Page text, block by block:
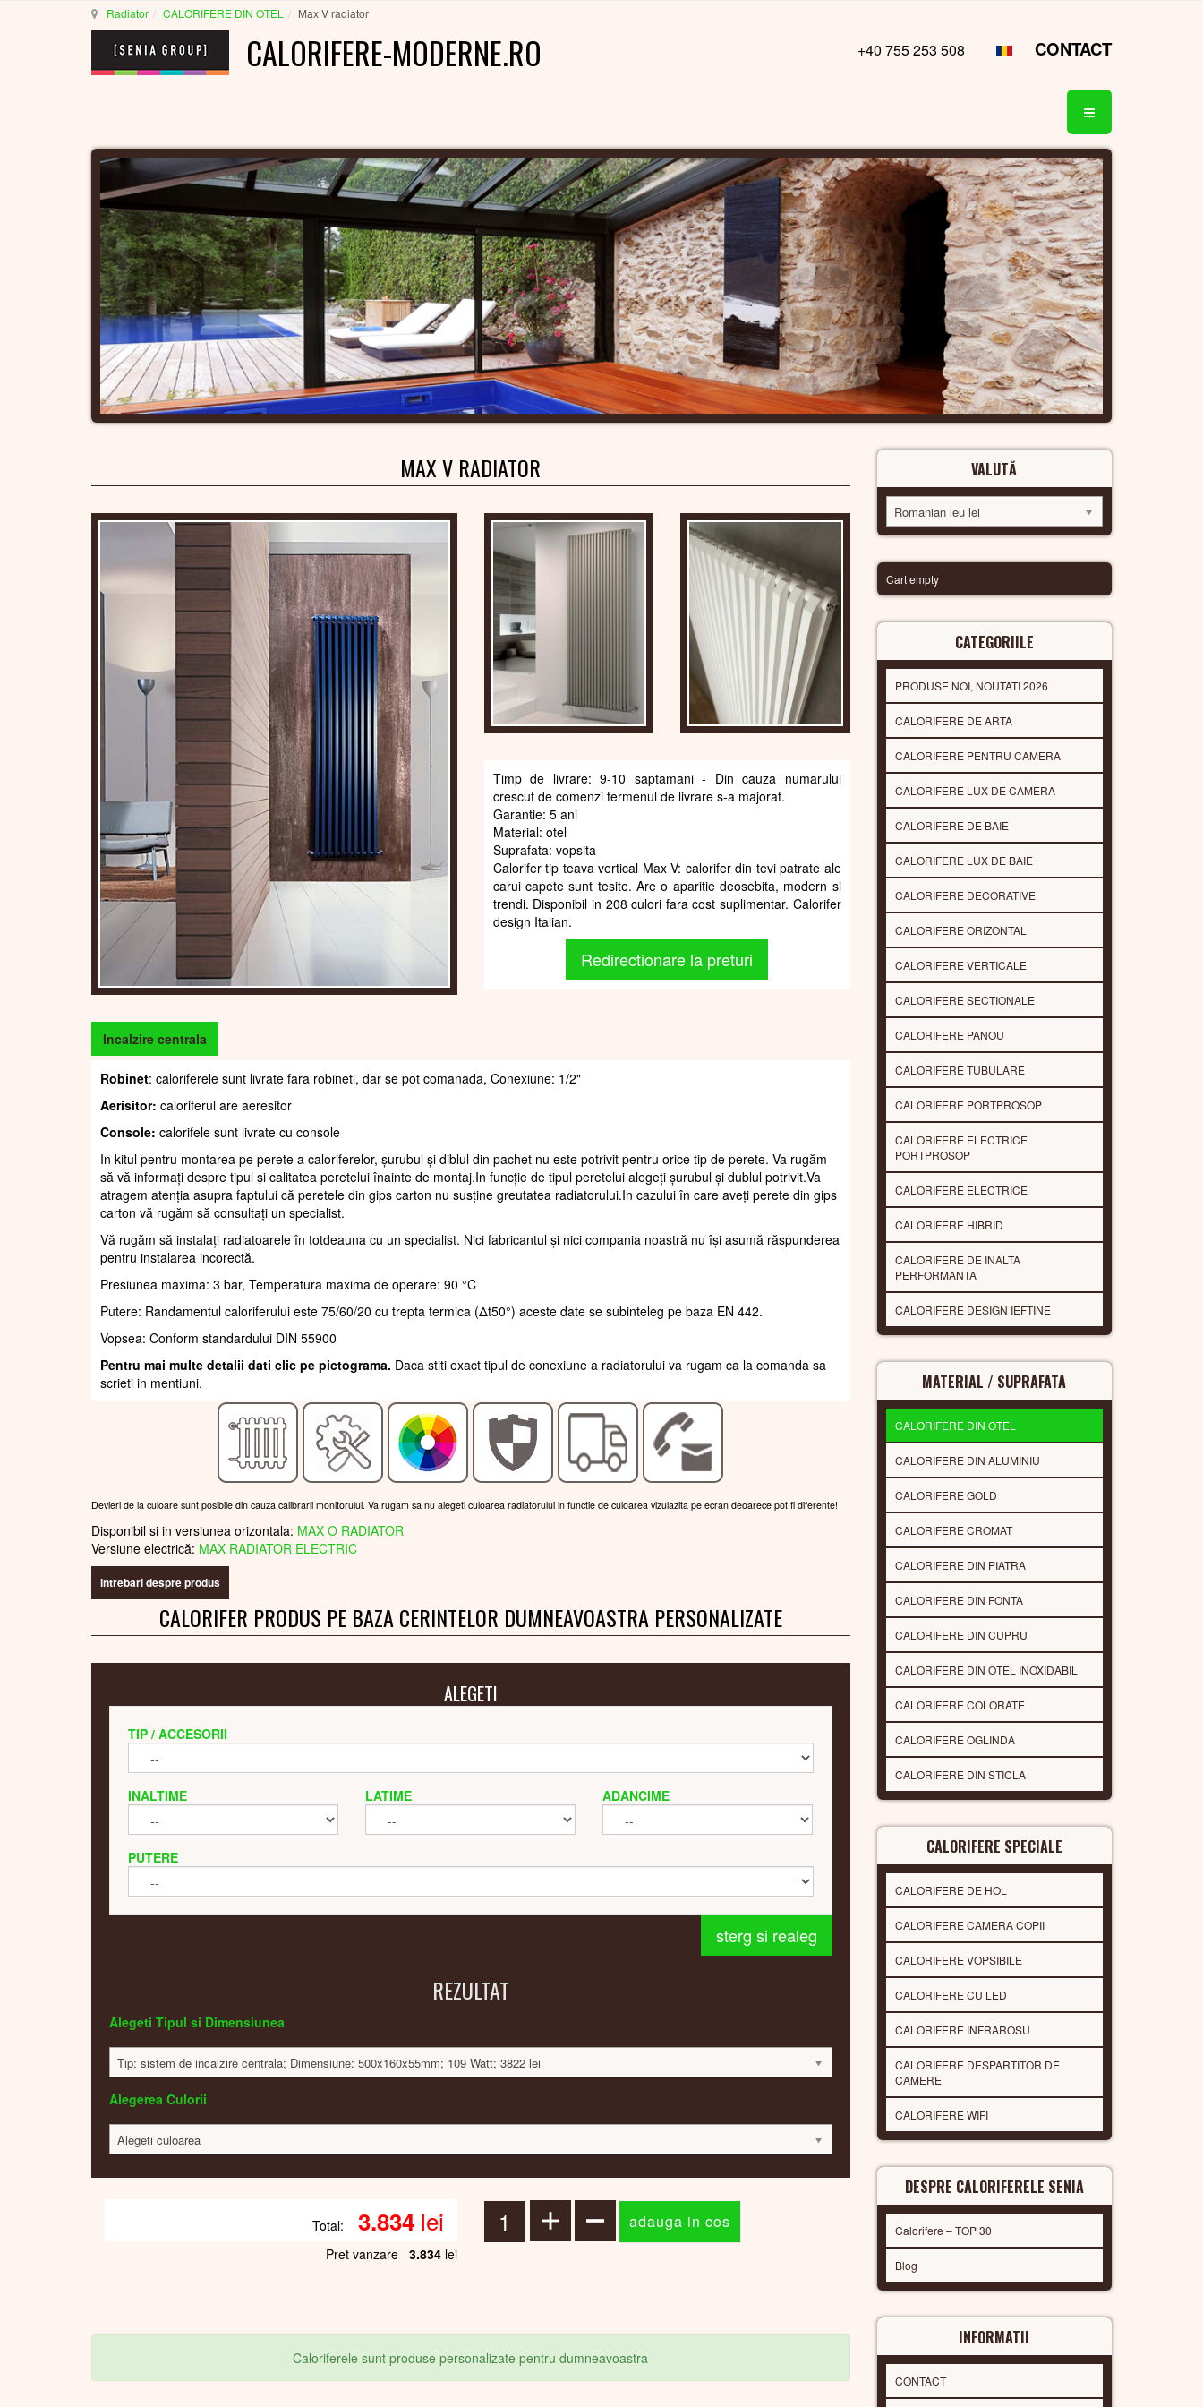
Radiator CALORIFERE DIN OTEL Max V radiator
CALORIFERE-MODERNE.RO +40 755 253 508 CONTACT
MAX V RADIATOR
Timp de livrare: 9-10 saptamani - Din cauza numarului
crescut de comenzi termenul de livrare s-a majorat.
Garantie: 5 ani
Material: otel
Suprafata: vopsita
Calorifer tip teava vertical Max V: calorifer din tevi patrate ale
carui capete sunt tesite. Are o aparitie deosebita, modern si
trendi. Disponibil in 208 culori fara cost suplimentar. Calorifer
design Italian.
Redirectionare la preturi
Incalzire centrala
Robinet: caloriferele sunt livrate fara robineti, dar se pot comanada, Conexiune: 1/2"
Aerisitor: caloriferul are aeresitor
Console: calorifele sunt livrate cu console
In kitul pentru montarea pe perete a caloriferelor, șurubul și diblul din pachet nu este potrivit pentru orice tip de perete. Va rugăm
să vă informați despre tipul și calitatea peretelui înainte de montaj.In funcție de tipul peretelui alegeți șurubul și dublul potrivit.Va
atragem atenția asupra faptului că peretele din gips carton nu susține greutatea radiatorului.In cazului în care aveți perete din gips
carton vă rugăm să consultați un specialist.
Vă rugăm să instalați radiatoarele în totdeauna cu un specialist. Nici fabricantul și nici compania noastră nu își asumă răspunderea
pentru instalarea incorectă.
Presiunea maxima: 3 bar, Temperatura maxima de operare: 90 °C
Putere: Randamentul caloriferului este 75/60/20 cu trepta termica (Δt50°) aceste date se subinteleg pe baza EN 442.
Vopsea: Conform standardului DIN 55900
Pentru mai multe detalii dati clic pe pictograma. Daca stiti exact tipul de conexiune a radiatorului va rugam ca la comanda sa
scrieti in mentiuni.
Devieri de la culoare sunt posibile din cauza calibrarii monitorului. Va rugam sa nu alegeti culoarea radiatorului in functie de culoarea vizulazita pe ecran deoarece pot fi diferente!
Disponibil si in versiunea orizontala: MAX O RADIATOR
Versiune electrică: MAX RADIATOR ELECTRIC
intrebari despre produs
CALORIFER PRODUS PE BAZA CERINTELOR DUMNEAVOASTRA PERSONALIZATE
ALEGETI
TIP / ACCESORII
INALTIME LATIME ADANCIME
PUTERE
sterg si realeg
REZULTAT
Alegeti Tipul si Dimensiunea
Tip: sistem de incalzire centrala; Dimensiune: 500x160x55mm; 109 Watt; 3822 lei
Alegerea Culorii
Alegeti culoarea
Total: 3.834lei
Pret vanzare 3.834lei
Caloriferele sunt produse personalizate pentru dumneavoastra
VALUTĂ
Romanian leu lei
Cart empty
CATEGORIILE
PRODUSE NOI, NOUTATI 2026
CALORIFERE DE ARTA
CALORIFERE PENTRU CAMERA
CALORIFERE LUX DE CAMERA
CALORIFERE DE BAIE
CALORIFERE LUX DE BAIE
CALORIFERE DECORATIVE
CALORIFERE ORIZONTAL
CALORIFERE VERTICALE
CALORIFERE SECTIONALE
CALORIFERE PANOU
CALORIFERE TUBULARE
CALORIFERE PORTPROSOP
CALORIFERE ELECTRICE
PORTPROSOP
CALORIFERE ELECTRICE
CALORIFERE HIBRID
CALORIFERE DE INALTA
PERFORMANTA
CALORIFERE DESIGN IEFTINE
MATERIAL / SUPRAFATA
CALORIFERE DIN OTEL
CALORIFERE DIN ALUMINIU
CALORIFERE GOLD
CALORIFERE CROMAT
CALORIFERE DIN PIATRA
CALORIFERE DIN FONTA
CALORIFERE DIN CUPRU
CALORIFERE DIN OTEL INOXIDABIL
CALORIFERE COLORATE
CALORIFERE OGLINDA
CALORIFERE DIN STICLA
CALORIFERE SPECIALE
CALORIFERE DE HOL
CALORIFERE CAMERA COPII
CALORIFERE VOPSIBILE
CALORIFERE CU LED
CALORIFERE INFRAROSU
CALORIFERE DESPARTITOR DE
CAMERE
CALORIFERE WIFI
DESPRE CALORIFERELE SENIA
Calorifere – TOP 30
Blog
INFORMATII
CONTACT